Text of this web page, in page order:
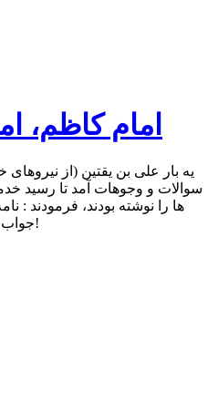
امام کاظم،
یه بار علی بن یقتین (از
سوالات و وجوهات آمد تا رسید
ها را نوشته بودند، فرمودند :
جواب ها را از فلان جا بردار و زود برو!